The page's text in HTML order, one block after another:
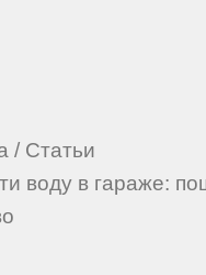
/ Статьи
воду в гараже: